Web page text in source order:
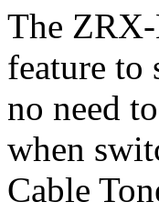
The
feature to
no need
when
Cable